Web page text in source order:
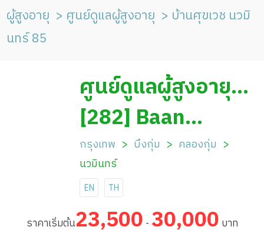
ผู้สูงอายุ ศูนย์ดูแลผู้สูงอายุ
บ้านศุขเวช นวมิ
นทร์ 85
ศูนย์ดูแลผู้สูงอายุ
บ้านศุขเวช นวมินทร์
85
[282] Baan
Sukwet Nawamin
85
กรุงเทพ บึงกุ่ม
คลองกุ่ม
นวมินทร์
EN TH
ราคาเริ่มต้น23,500 - 30,000 บาท